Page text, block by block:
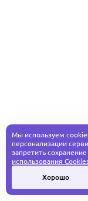
Мы используем
персонализации
запретить
использования
Хорошо